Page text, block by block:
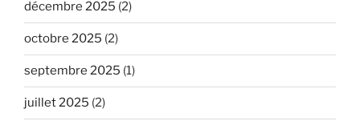
décembre 2025 (2)
octobre 2025 (2)
septembre 2025 (1)
juillet 2025 (2)